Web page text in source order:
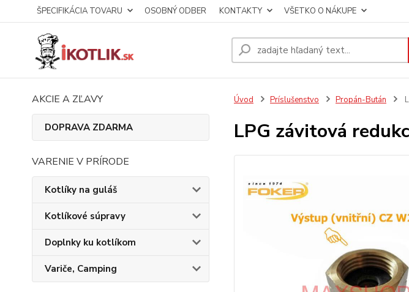
ŠPECIFIKÁCIA TOVARU OSOBNÝ ODBER KONTAKTY VŠETKO O NÁKUPE
AKCIE A ZĽAVY
DOPRAVA ZDARMA
VARENIE V PRÍRODE
Kotlíky na guláš
Kotlíkové súpravy
Doplnky ku kotlíkom
Variče, Camping
Úvod Príslušenstvo Propán-Bután
LPG závitová